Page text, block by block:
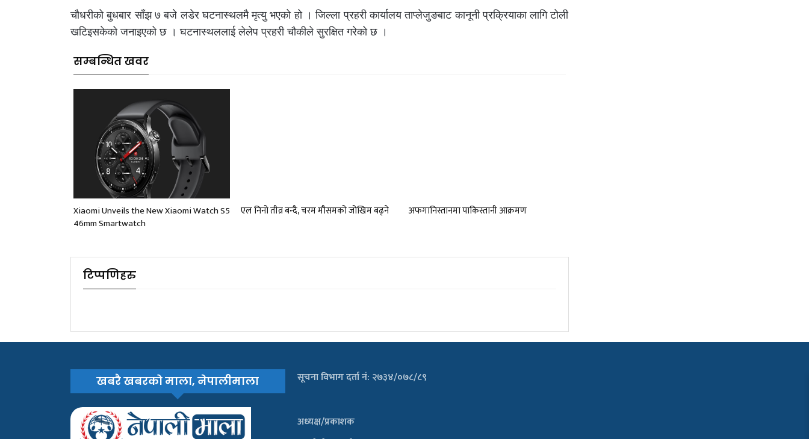
चौधरीको बुधबार साँझ ७ बजे लडेर घटनास्थलमै मृत्यु भएको हो । जिल्ला प्रहरी कार्यालय ताप्लेजुङबाट कानूनी प्रक्रियाका लागि टोली
खटिइसकेको जनाइएको छ । घटनास्थललाई लेलेप प्रहरी चौकीले सुरक्षित गरेको छ ।
सम्बन्धित खवर
Xiaomi Unveils the New Xiaomi Watch S5
46mm Smartwatch
एल निनो तीव्र बन्दै, चरम मौसमको जोखिम बढ्ने अफगानिस्तानमा पाकिस्तानी आक्रमण
टिप्पणिहरु
खबरै खबरको माला, नेपालीमाला सूचना विभाग दर्ता नं: २७३४/०७८/८९
अध्यक्ष/प्रकाशक